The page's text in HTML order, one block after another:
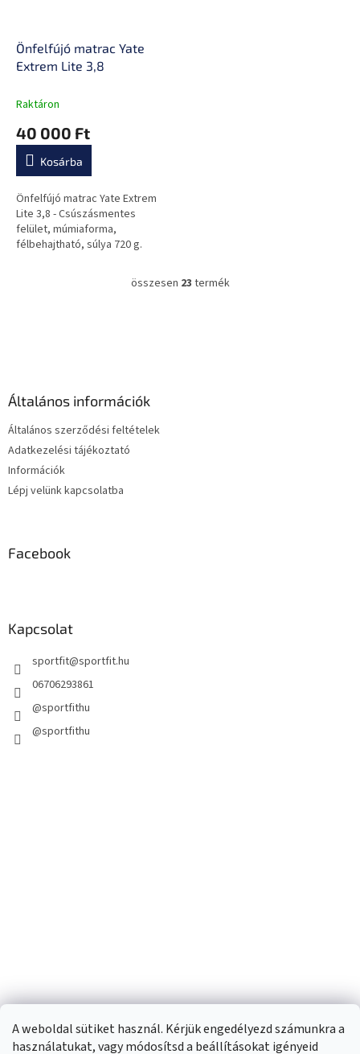
A weboldal sütiket használ. Kérjük engedélyezd számunkra a
használatukat, vagy módosítsd a beállításokat igényeid
Önfelfújó matrac Yate
Extrem Lite 3,8
Raktáron
40 000 Ft
Kosárba
Önfelfújó matrac Yate Extrem
Lite 3,8 - Csúszásmentes
felület, múmiaforma,
félbehajtható, súlya 720 g.
L
összesen 23 termék
Általános információk
Általános szerződési feltételek
Adatkezelési tájékoztató
Információk
Lépj velünk kapcsolatba
Facebook
Kapcsolat
sportfit@sportfit.hu
06706293861
@sportfithu
@sportfithu